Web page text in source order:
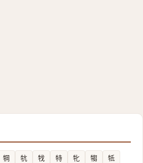
犅 牨 牫 特 牝 犓
牴